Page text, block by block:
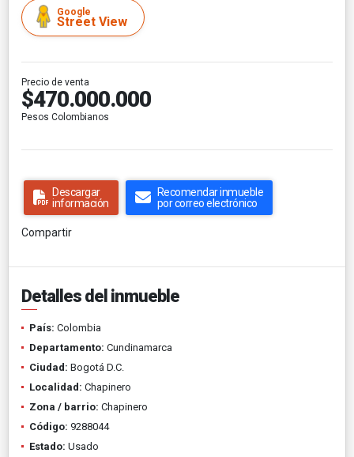
Google
Street View
Precio de venta
$470.000.000
Pesos Colombianos
Descargar
información
Recomendar inmueble
por correo electrónico
Compartir
Detalles del inmueble
País: Colombia
Departamento: Cundinamarca
Ciudad: Bogotá D.C.
Localidad: Chapinero
Zona / barrio: Chapinero
Código: 9288044
Estado: Usado